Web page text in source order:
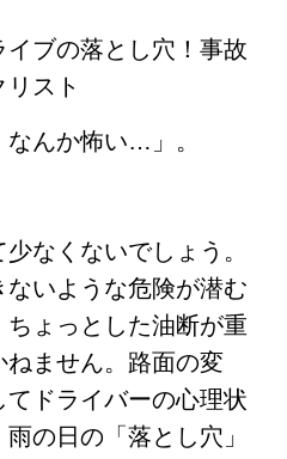
イブの落とし穴！事故
スト
なんか怖い…」。
なくないでしょう。
いような危険が潜む
ょっとした油断が重
ません。路面の変
ドライバーの心理状
の日の「落とし穴」